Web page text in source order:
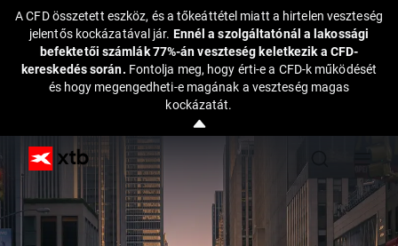
A CFD összetett eszköz, és a tőkeáttétel miatt a hirtelen veszteség
jelentős kockázatával jár. Ennél a szolgáltatónál a lakossági
befektetői számlák 77%-án veszteség keletkezik a CFD-
kereskedés során. Fontolja meg, hogy érti-e a CFD-k működését
és hogy megengedheti-e magának a veszteség magas
kockázatát.